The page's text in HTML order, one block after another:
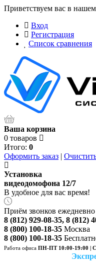
Приветствуем вас в
Вход
Регистрация
Список сравнения
Ваша корзина
0 товаров
Итого: 0
Оформить заказ |
Установка
видеодомофона 12/7
В удобное для вас время!
Приём звонков ежедневно
8 (812) 929-08-35, 8 (812)
8 (800) 100-18-35 Москва
8 (800) 100-18-35
Работа офиса ПН-ПТ 10:00-19:00 |